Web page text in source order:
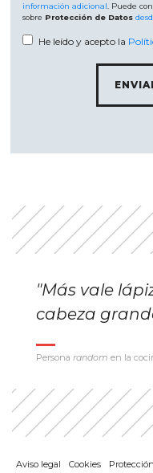
información adicional
. Puede
sobre Protección de Datos
He leído y acepto la
"Más vale
cabeza
Persona random en la
Aviso legal Cookies